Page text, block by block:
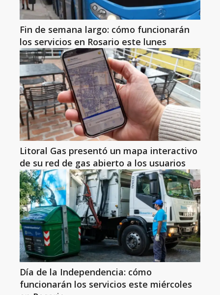
Fin de semana largo: cómo funcionarán
los servicios en Rosario este lunes
Litoral Gas presentó un mapa interactivo
de su red de gas abierto a los usuarios
Día de la Independencia: cómo
funcionarán los servicios este miércoles